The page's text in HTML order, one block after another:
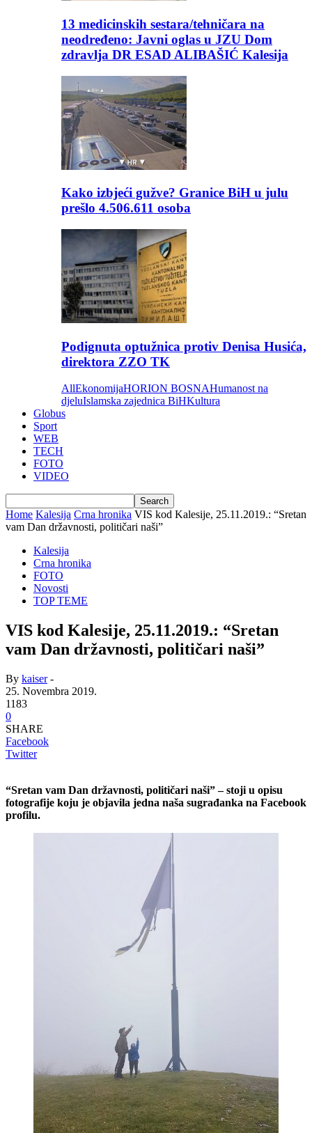
13 medicinskih sestara/tehničara na
neodređeno: Javni oglas u JZU Dom
zdravlja DR ESAD ALIBAŠIĆ Kalesija
Kako izbjeći gužve? Granice BiH u julu
prešlo 4.506.611 osoba
Podignuta optužnica protiv Denisa Husića,
direktora ZZO TK
AllEkonomijaHORION BOSNAHumanost na
djeluIslamska zajednica BiHKultura
Globus
Sport
WEB
TECH
FOTO
VIDEO
Home Kalesija Crna hronika VIS kod Kalesije, 25.11.2019.: “Sretan
vam Dan državnosti, političari naši”
Kalesija
Crna hronika
FOTO
Novosti
TOP TEME
VIS kod Kalesije, 25.11.2019.: “Sretan
vam Dan državnosti, političari naši”
By kaiser-
25. Novembra 2019.
1183
0
SHARE
Facebook
Twitter
“Sretan vam Dan državnosti, političari naši” – stoji u opisu
fotografije koju je objavila jedna naša sugrađanka na Facebook
profilu.